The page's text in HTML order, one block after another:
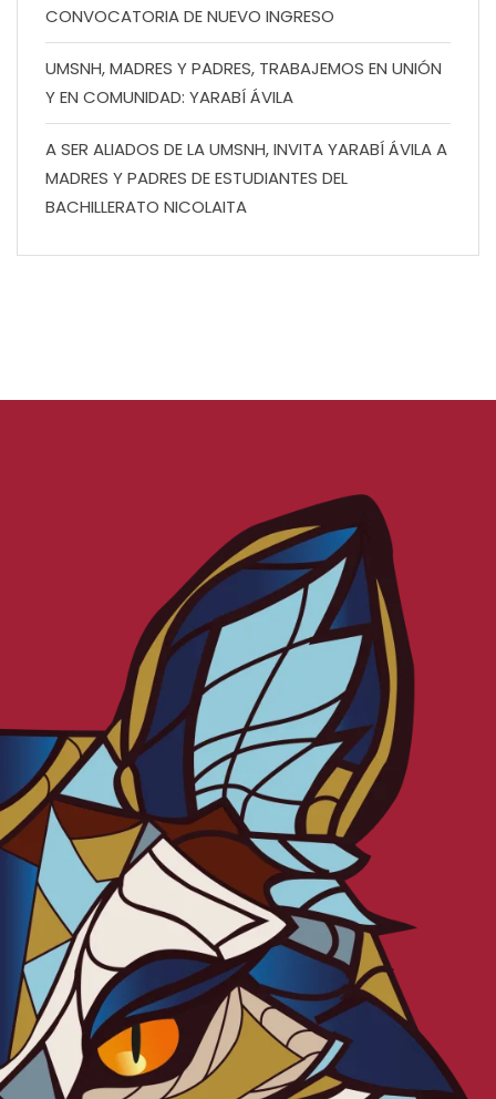
CONVOCATORIA DE NUEVO INGRESO
UMSNH, MADRES Y PADRES, TRABAJEMOS EN UNIÓN
Y EN COMUNIDAD: YARABÍ ÁVILA
A SER ALIADOS DE LA UMSNH, INVITA YARABÍ ÁVILA A
MADRES Y PADRES DE ESTUDIANTES DEL
BACHILLERATO NICOLAITA